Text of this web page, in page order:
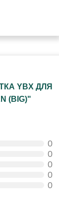
YBX ДЛЯ
(BIG)"
0
0
0
0
0